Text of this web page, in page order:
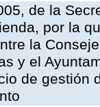
de la
por la
la
y el
de gestión